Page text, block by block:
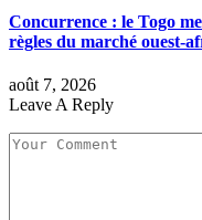
Concurrence : le Togo
règles du marché ouest-
août 7, 2026
Leave A Reply